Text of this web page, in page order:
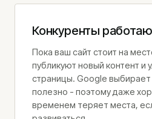
Конкуренты
Пока ваш сайт стоит на
публикуют новый контент и
страницы. Google выбирает
полезно - поэтому даже
временем теряет места,